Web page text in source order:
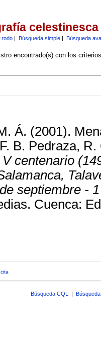
celestinesca
todo| Búsqueda simple| Búsqueda
encontrado(s) con los
Á. (2001).
B. Pedraza,
centenario
septiembre -
Cuenca:
Búsqueda CQL |